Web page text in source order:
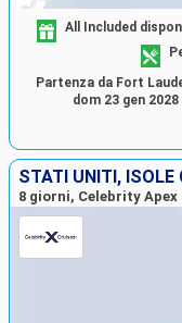
All Included
Partenza da Fort
dom 23 gen 2028
STATI UNITI, ISOLE
8 giorni, Celebrity Apex